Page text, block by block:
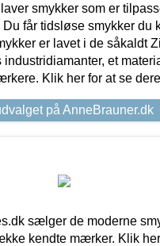
smykker som er
Du får tidsløse smykker du
er lavet i de såkaldt
et
Klik her for at se
på AnneBrauner.dk
sælger de moderne
kendte mærker. Klik